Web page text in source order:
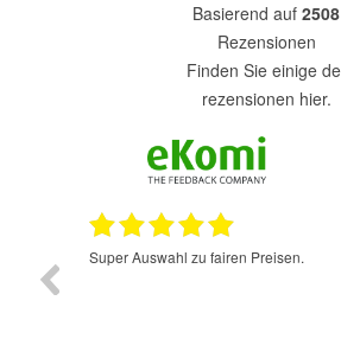
basierend auf 2508
Rezensionen
finden Sie einige der
rezensionen hier.
Super Auswahl zu fairen Preisen.